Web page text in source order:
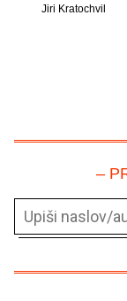
Jiri Kratochvil
–